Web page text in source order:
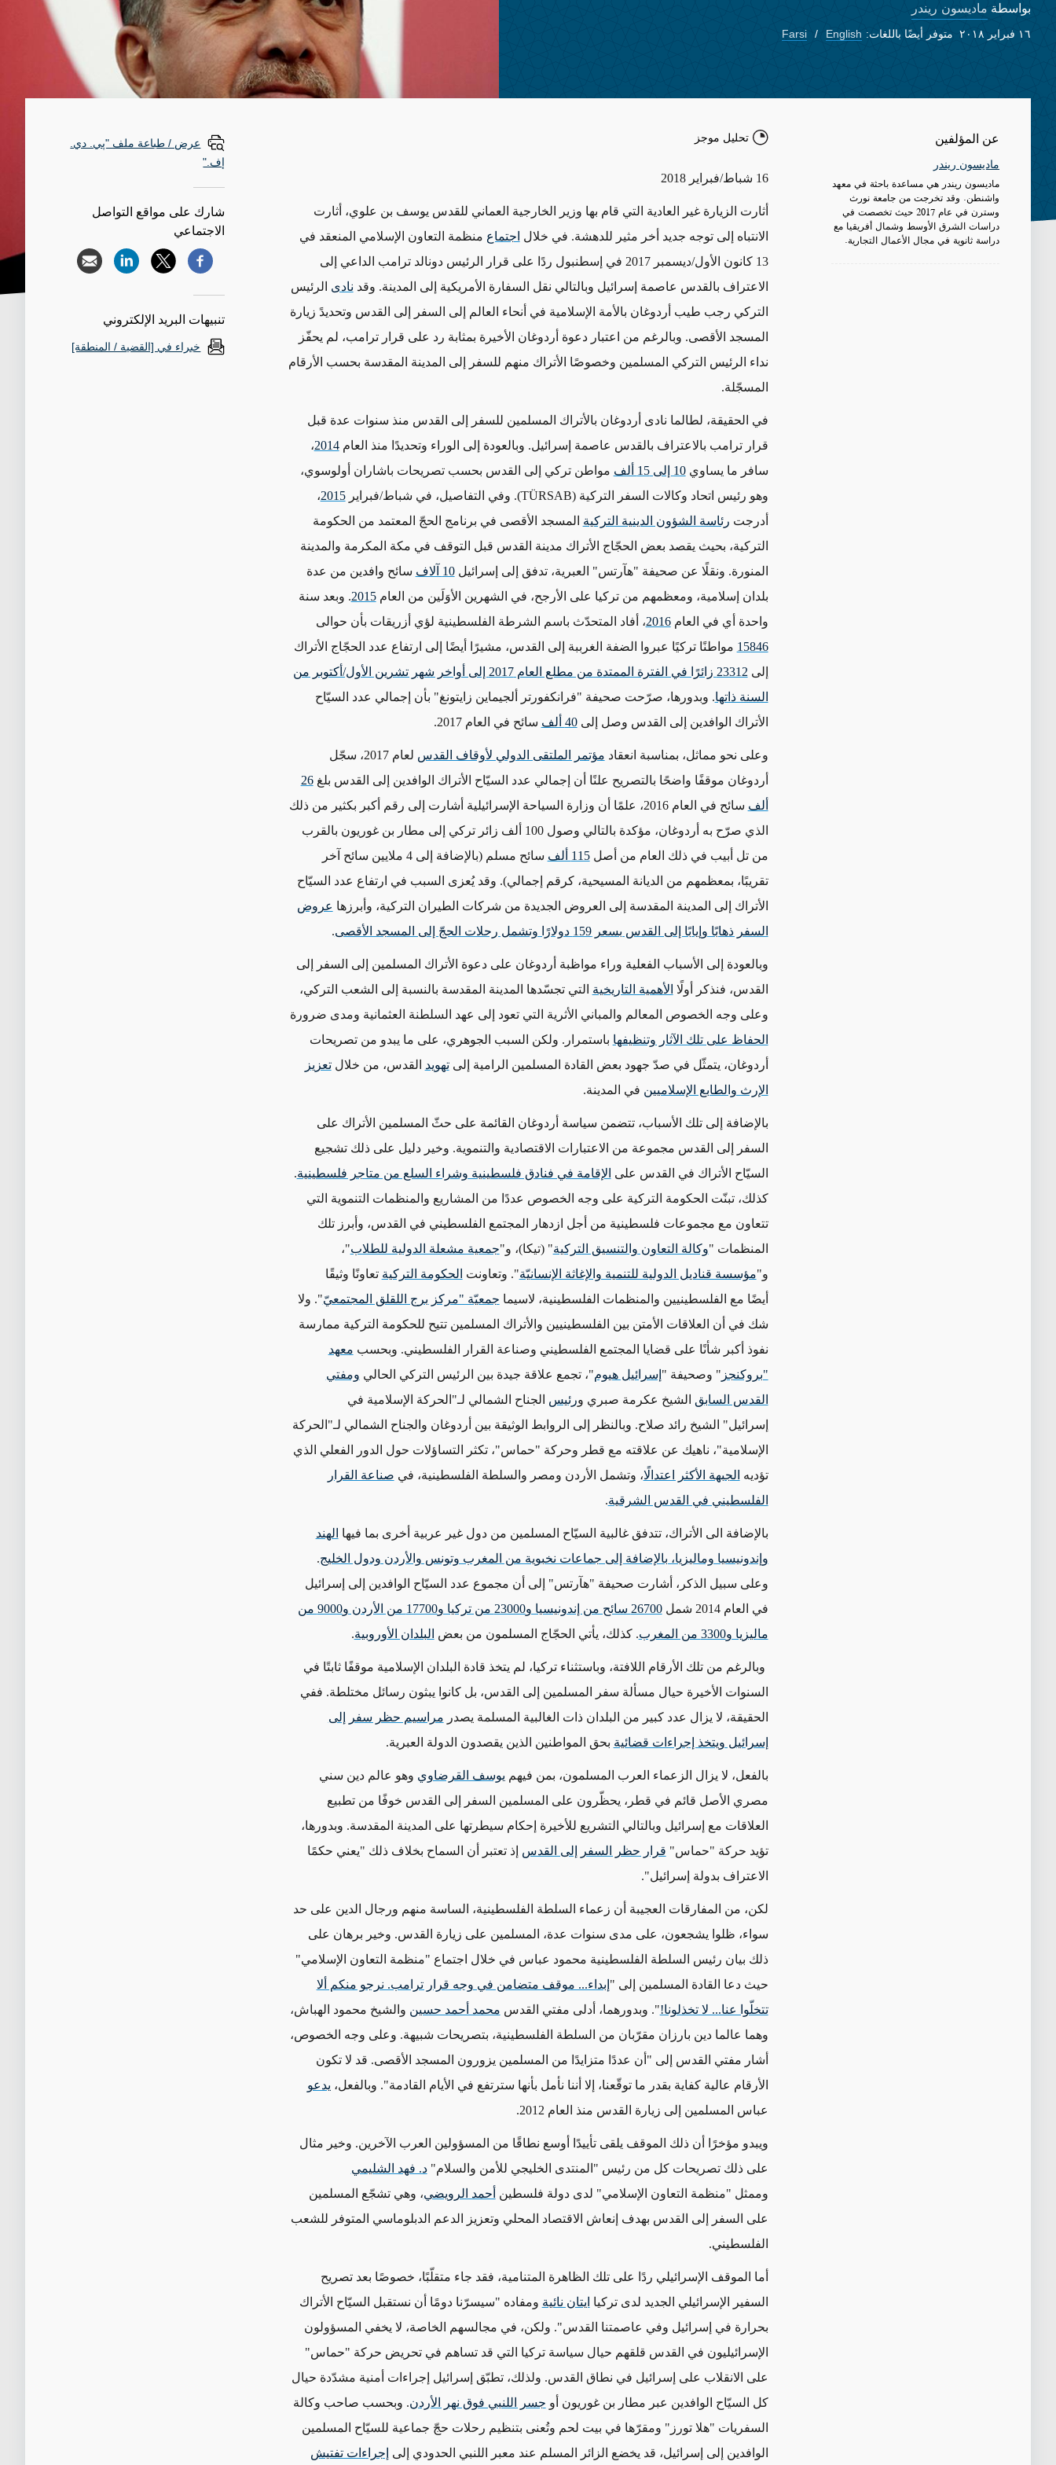
بواسطة ماديسون ريندر
١٦ فبراير ٢٠١٨ متوفر أيضًا باللغات: English
Farsi
عن المؤلفين
ماديسون ريندر
ماديسون ريندر هي مساعدة باحثة في معهد
واشنطن. وقد تخرجت من جامعة نورث
وسترن في عام 2017 حيث تخصصت في
دراسات الشرق الأوسط وشمال أفريقيا مع
دراسة ثانوية في مجال الأعمال التجارية.
تحليل موجز
16 شباط/فبراير 2018
أثارت الزيارة غير العادية التي قام بها وزير الخارجية العماني للقدس يوسف بن علوي، أثارت
الانتباه إلى توجه جديد أخر مثير للدهشة. في خلال اجتماع منظمة التعاون الإسلامي المنعقد في
13 كانون الأول/ديسمبر 2017 في إسطنبول ردًا على قرار الرئيس دونالد ترامب الداعي إلى
الاعتراف بالقدس عاصمة إسرائيل وبالتالي نقل السفارة الأمريكية إلى المدينة. وقد نادى الرئيس
التركي رجب طيب أردوغان بالأمة الإسلامية في أنحاء العالم إلى السفر إلى القدس وتحديدً زيارة
المسجد الأقصى. وبالرغم من اعتبار دعوة أردوغان الأخيرة بمثابة رد على قرار ترامب، لم يحفّز
نداء الرئيس التركي المسلمين وخصوصًا الأتراك منهم للسفر إلى المدينة المقدسة بحسب الأرقام
المسجّلة.
في الحقيقة، لطالما نادى أردوغان بالأتراك المسلمين للسفر إلى القدس منذ سنوات عدة قبل
قرار ترامب بالاعتراف بالقدس عاصمة إسرائيل. وبالعودة إلى الوراء وتحديدًا منذ العام2014،
سافر ما يساوي10 إلى 15 ألف
مواطن تركي إلى القدس بحسب تصريحات باشاران أولوسوي،
وهو رئيس اتحاد وكالات السفر التركية (TÜRSAB). وفي التفاصيل، في شباط/فبراير2015،
أدرجت رئاسة الشؤون الدينية التركية المسجد الأقصى في برنامج الحجّ المعتمد من الحكومة
التركية، بحيث يقصد بعض الحجّاج الأتراك مدينة القدس قبل التوقف في مكة المكرمة والمدينة
المنورة. ونقلًا عن صحيفة "هآرتس" العبرية، تدفق إلى إسرائيل10 آلاف
سائح وافدين من عدة
بلدان إسلامية، ومعظمهم من تركيا على الأرجح، في الشهرين الأوَلَين من العام2015. وبعد سنة
واحدة أي في العام2016، أفاد المتحدّث باسم الشرطة الفلسطينية لؤي أزريقات بأن حوالى
15846 مواطنًا تركيًا عبروا الضفة الغرببة إلى القدس، مشيرًا أيضًا إلى ارتفاع عدد الحجّاج الأتراك
إلى
23312 زائرًا في الفترة الممتدة من مطلع العام 2017 إلى أواخر شهر تشرين الأول/أكتوبر من
السنة ذاتها. وبدورها، صرّحت صحيفة "فرانكفورتر ألجيماين زايتونغ" بأن إجمالي عدد السيّاح
الأتراك الوافدين إلى القدس وصل إلى40 ألف سائح في العام 2017.
وعلى نحو مماثل، بمناسبة انعقاد مؤتمر الملتقى الدولي لأوقاف القدس
لعام 2017، سجّل
أردوغان موقفًا واضحًا بالتصريح علنًا أن إجمالي عدد السيّاح الأتراك الوافدين إلى القدس بلغ26
ألف
سائح في العام 2016، علمًا أن وزارة السياحة الإسرائيلية أشارت إلى رقم أكبر بكثير من ذلك
الذي صرّح به أردوغان، مؤكدة بالتالي وصول 100 ألف زائر تركي إلى مطار بن غوريون بالقرب
من تل أبيب في ذلك العام من أصل115 ألف
سائح مسلم (بالإضافة إلى 4 ملايين سائح آخر
تقريبًا، بمعظمهم من الديانة المسيحية، كرقم إجمالي). وقد يُعزى السبب في ارتفاع عدد السيّاح
الأتراك إلى المدينة المقدسة إلى العروض الجديدة من شركات الطيران التركية، وأبرزها عروض
السفر ذهابًا وإيابًا إلى القدس بسعر 159 دولارًا وتشمل رحلات الحجّ إلى المسجد الأقصى
.
وبالعودة إلى الأسباب الفعلية وراء مواظبة أردوغان على دعوة الأتراك المسلمين إلى السفر إلى
القدس، فنذكر أولًا الأهمية التاريخية التي تجسّدها المدينة المقدسة بالنسبة إلى الشعب التركي،
وعلى وجه الخصوص المعالم والمباني الأثرية التي تعود إلى عهد السلطنة العثمانية ومدى ضرورة
الحفاظ على تلك الآثار وتنظيفها باستمرار. ولكن السبب الجوهري، على ما يبدو من تصريحات
أردوغان، يتمثّل في صدّ جهود بعض القادة المسلمين الرامية إلىتهويد القدس، من خلالتعزيز
الإرث والطابع الإسلاميين في المدينة.
بالإضافة إلى تلك الأسباب، تتضمن سياسة أردوغان القائمة على حثّ المسلمين الأتراك على
السفر إلى القدس مجموعة من الاعتبارات الاقتصادية والتنموية. وخير دليل على ذلك تشجيع
السيّاح الأتراك في القدس على الإقامة في فنادق فلسطينية وشراء السلع من متاجر فلسطينية.
كذلك، تبنّت الحكومة التركية على وجه الخصوص عددًا من المشاريع والمنظمات التنموية التي
تتعاون مع مجموعات فلسطينية من أجل ازدهار المجتمع الفلسطيني في القدس، وأبرز تلك
المنظمات "وكالة التعاون والتنسيق التركية" (تيكا)، و"جمعية مشعلة الدولية للطلاب"،
و"مؤسسة قناديل الدولية للتنمية والإغاثة الإنسانيّة". وتعاونت الحكومة التركية تعاونًا وثيقًا
أيضًا مع الفلسطينيين والمنظمات الفلسطينية، لاسيما جمعيّة "مركز برج اللقلق المجتمعيّ". ولا
شك في أن العلاقات الأمتن بين الفلسطينيين والأتراك المسلمين تتيح للحكومة التركية ممارسة
نفوذ أكبر شأنًا على قضايا المجتمع الفلسطيني وصناعة القرار الفلسطيني. وبحسب معهد
"بروكنجز " وصحيفة " إسرائيل هيوم"، تجمع علاقة جيدة بين الرئيس التركي الحالي ومفتي
القدس السابق الشيخ عكرمة صبري ورئيس الجناح الشمالي لـ"الحركة الإسلامية في
إسرائيل" الشيخ رائد صلاح. وبالنظر إلى الروابط الوثيقة بين أردوغان والجناح الشمالي لـ"الحركة
الإسلامية"، ناهيك عن علاقته مع قطر وحركة "حماس"، تكثر التساؤلات حول الدور الفعلي الذي
تؤديه الجبهة الأكثر اعتدالًا، وتشمل الأردن ومصر والسلطة الفلسطينية، في صناعة القرار
الفلسطيني في القدس الشرقية.
بالإضافة الى الأتراك، تتدفق غالبية السيّاح المسلمين من دول غير عربية أخرى بما فيها الهند
وإندونيسيا وماليزيا، بالإضافة إلى جماعات نخبوية من المغرب وتونس والأردن ودول الخليج.
وعلى سبيل الذكر، أشارت صحيفة "هآرتس" إلى أن مجموع عدد السيّاح الوافدين إلى إسرائيل
في العام 2014 شمل
26700 سائح من إندونيسيا و23000 من تركيا و17700 من الأردن و9000 من
ماليزيا و3300 من المغرب
. كذلك، يأتي الحجّاج المسلمون من بعض البلدان الأوروبية.
وبالرغم من تلك الأرقام اللافتة، وباستثناء تركيا، لم يتخذ قادة البلدان الإسلامية موقفًا ثابتًا في
السنوات الأخيرة حيال مسألة سفر المسلمين إلى القدس، بل كانوا يبثون رسائل مختلطة. ففي
الحقيقة، لا يزال عدد كبير من البلدان ذات الغالبية المسلمة يصدر مراسيم حظر سفر إلى
إسرائيل ويتخذ إجراءات قضائية بحق المواطنين الذين يقصدون الدولة العبرية.
بالفعل، لا يزال الزعماء العرب المسلمون، بمن فيهم يوسف القرضاوي وهو عالم دين سني
مصري الأصل قائم في قطر، يحظّرون على المسلمين السفر إلى القدس خوفًا من تطبيع
العلاقات مع إسرائيل وبالتالي التشريع للأخيرة إحكام سيطرتها على المدينة المقدسة. وبدورها،
تؤيد حركة "حماس" قرار حظر السفر إلى القدس إذ تعتبر أن السماح بخلاف ذلك "يعني حكمًا
الاعتراف بدولة إسرائيل".
لكن، من المفارقات العجيبة أن زعماء السلطة الفلسطينية، الساسة منهم ورجال الدين على حد
سواء، ظلوا يشجعون، على مدى سنوات عدة، المسلمين على زيارة القدس. وخير برهان على
ذلك بيان رئيس السلطة الفلسطينية محمود عباس في خلال اجتماع "منظمة التعاون الإسلامي"
حيث دعا القادة المسلمين إلى " إبداء... موقف متضامن في وجه قرار ترامب. نرجو منكم ألا
تتخلّوا عنا... لا تخذلونا!". وبدورهما، أدلى مفتي القدس محمد أحمد حسين والشيخ محمود الهباش،
وهما عالما دين بارزان مقرّبان من السلطة الفلسطينية، بتصريحات شبيهة. وعلى وجه الخصوص،
أشار مفتي القدس إلى "أن عددًا متزايدًا من المسلمين يزورون المسجد الأقصى. قد لا تكون
الأرقام عالية كفاية بقدر ما توقّعنا، إلا أننا نأمل بأنها سترتفع في الأيام القادمة". وبالفعل، يدعو
عباس المسلمين إلى زيارة القدس منذ العام 2012.
ويبدو مؤخرًا أن ذلك الموقف يلقى تأييدًا أوسع نطاقًا من المسؤولين العرب الآخرين. وخير مثال
على ذلك تصريحات كل من رئيس "المنتدى الخليجي للأمن والسلام"د. فهد الشليمي
وممثل "منظمة التعاون الإسلامي" لدى دولة فلسطين أحمد الرويضي، وهي تشجّع المسلمين
على السفر إلى القدس بهدف إنعاش الاقتصاد المحلي وتعزيز الدعم الدبلوماسي المتوفر للشعب
الفلسطيني.
أما الموقف الإسرائيلي ردًا على تلك الظاهرة المتنامية، فقد جاء متقلّبًا، خصوصًا بعد تصريح
السفير الإسرائيلي الجديد لدى تركيا ايتان نائية ومفاده "سيسرّنا دومًا أن نستقبل السيّاح الأتراك
بحرارة في إسرائيل وفي عاصمتنا القدس". ولكن، في مجالسهم الخاصة، لا يخفي المسؤولون
الإسرائيليون في القدس قلقهم حيال سياسة تركيا التي قد تساهم في تحريض حركة "حماس"
على الانقلاب على إسرائيل في نطاق القدس. ولذلك، تطبّق إسرائيل إجراءات أمنية مشدّدة حيال
كل السيّاح الوافدين عبر مطار بن غوريون أو جسر اللنبي فوق نهر الأردن. وبحسب صاحب وكالة
السفريات "هلا تورز" ومقرّها في بيت لحم وتُعنى بتنظيم رحلات حجّ جماعية للسيّاح المسلمين
الوافدين إلى إسرائيل، قد يخضع الزائر المسلم عند معبر اللنبي الحدودي إلى إجراءات تفتيش
عرض / طباعة ملف "پي. دي.
إف."
شارك على مواقع التواصل
الاجتماعي
تنبيهات البريد الإلكتروني
خبراء في [القضية / المنطقة]